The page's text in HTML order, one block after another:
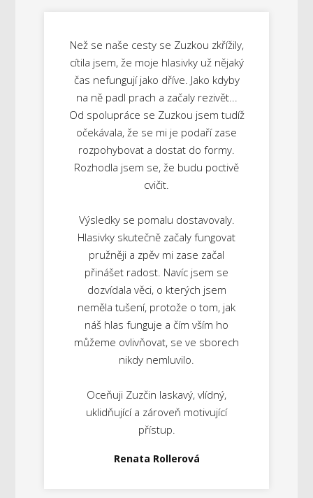
Než se naše cesty se Zuzkou zkřížily,
cítila jsem, že moje hlasivky už nějaký
čas nefungují jako dříve. Jako kdyby
na ně padl prach a začaly rezivět...
Od spolupráce se Zuzkou jsem tudíž
očekávala, že se mi je podaří zase
rozpohybovat a dostat do formy.
Rozhodla jsem se, že budu poctivě
cvičit.
Výsledky se pomalu dostavovaly.
Hlasivky skutečně začaly fungovat
pružněji a zpěv mi zase začal
přinášet radost. Navíc jsem se
dozvídala věci, o kterých jsem
neměla tušení, protože o tom, jak
náš hlas funguje a čím vším ho
můžeme ovlivňovat, se ve sborech
nikdy nemluvilo.
Oceňuji Zuzčin laskavý, vlídný,
uklidňující a zároveň motivující
přístup.
Renata Rollerová